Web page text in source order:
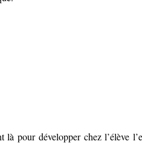
là pour développer chez l’élève